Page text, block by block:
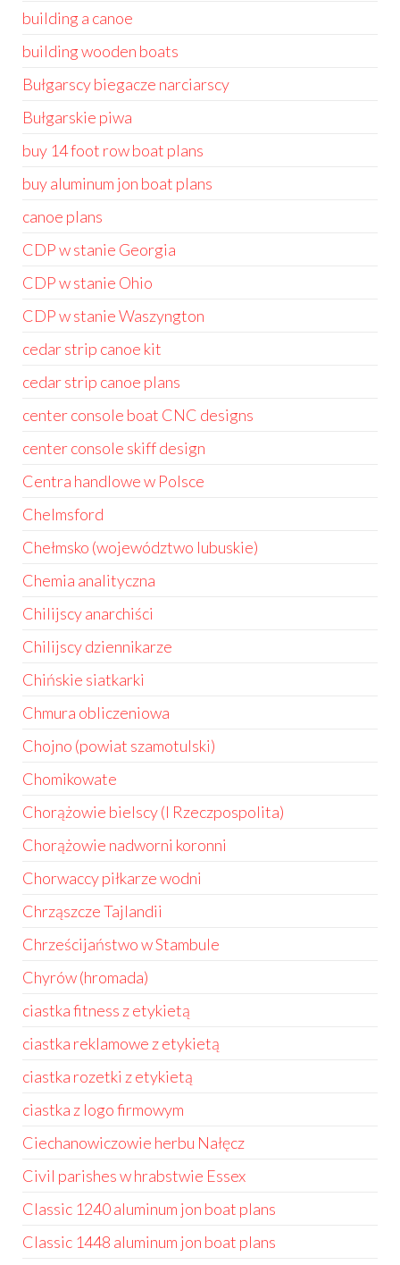
building a canoe
building wooden boats
Bułgarscy biegacze narciarscy
Bułgarskie piwa
buy 14 foot row boat plans
buy aluminum jon boat plans
canoe plans
CDP w stanie Georgia
CDP w stanie Ohio
CDP w stanie Waszyngton
cedar strip canoe kit
cedar strip canoe plans
center console boat CNC designs
center console skiff design
Centra handlowe w Polsce
Chelmsford
Chełmsko (województwo lubuskie)
Chemia analityczna
Chilijscy anarchiści
Chilijscy dziennikarze
Chińskie siatkarki
Chmura obliczeniowa
Chojno (powiat szamotulski)
Chomikowate
Chorążowie bielscy (I Rzeczpospolita)
Chorążowie nadworni koronni
Chorwaccy piłkarze wodni
Chrząszcze Tajlandii
Chrześcijaństwo w Stambule
Chyrów (hromada)
ciastka fitness z etykietą
ciastka reklamowe z etykietą
ciastka rozetki z etykietą
ciastka z logo firmowym
Ciechanowiczowie herbu Nałęcz
Civil parishes w hrabstwie Essex
Classic 1240 aluminum jon boat plans
Classic 1448 aluminum jon boat plans